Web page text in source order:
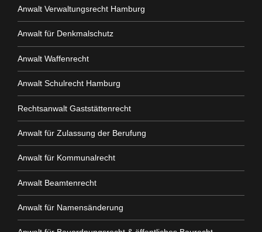
Anwalt Verwaltungsrecht Hamburg
Anwalt für Denkmalschutz
Anwalt Waffenrecht
Anwalt Schulrecht Hamburg
Rechtsanwalt Gaststättenrecht
Anwalt für Zulassung der Berufung
Anwalt für Kommunalrecht
Anwalt Beamtenrecht
Anwalt für Namensänderung